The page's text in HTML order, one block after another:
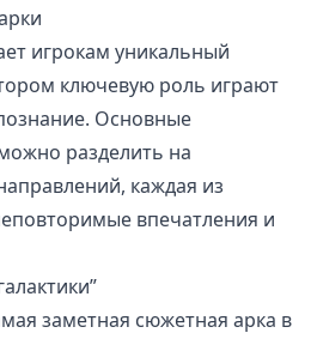
игрокам уникальный
ключевую роль играют
Основные
разделить на
каждая из
впечатления и
заметная сюжетная арка в